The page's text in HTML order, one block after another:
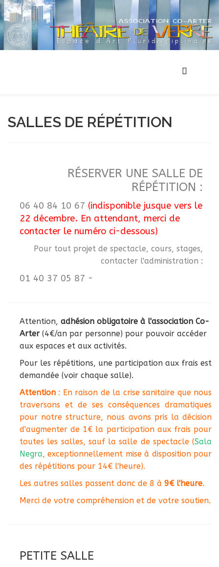
SALLES DE RÉPÉTITION
RÉSERVER UNE SALLE DE
RÉPÉTITION :
06 40 84 10 67 (indisponible jusque vers le
22 décembre. En attendant, merci de
contacter le numéro ci-dessous)
Pour tout projet de spectacle, cours, stages,
contacter l'administration :
01 40 37 05 87 -
Attention, adhésion obligatoire à l'association Co-
Arter(4€/an par personne) pour pouvoir accéder
aux espaces et aux activités.
Pour les répétitions, une participation aux frais est
demandée (voir chaque salle).
Attention : En raison de la crise sanitaire que nous
traversons et de ses conséquences dramatiques
pour notre structure, nous avons pris la décision
d'augmenter de 1€ la participation aux frais pour
toutes les salles, sauf la salle de spectacle (Sala
Negra, exceptionnellement mise à disposition pour
des répétitions pour 14€ l'heure).
Les autres salles passent donc de 8 à 9€ l'heure.
Merci de votre compréhension et de votre soutien.
PETITE SALLE